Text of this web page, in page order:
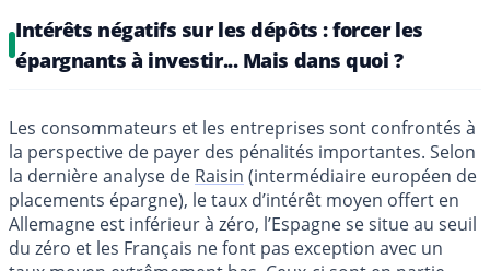
Intérêts négatifs sur les dépôts : forcer les
épargnants à investir... Mais dans quoi ?
Les consommateurs et les entreprises sont confrontés à
la perspective de payer des pénalités importantes. Selon
la dernière analyse de Raisin (intermédiaire européen de
placements épargne), le taux d’intérêt moyen offert en
Allemagne est inférieur à zéro, l’Espagne se situe au seuil
du zéro et les Français ne font pas exception avec un